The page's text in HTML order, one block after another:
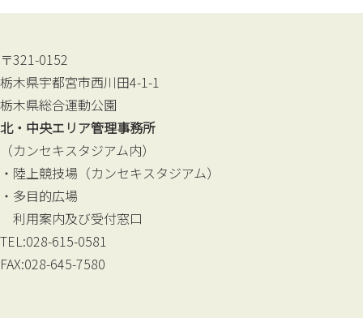
〒321-0152
栃木県宇都宮市西川田4-1-1
栃木県総合運動公園
北・中央エリア管理事務所
（カンセキスタジアム内）
・陸上競技場（カンセキスタジアム）
・多目的広場
利用案内及び受付窓口
TEL:028-615-0581
FAX:028-645-7580